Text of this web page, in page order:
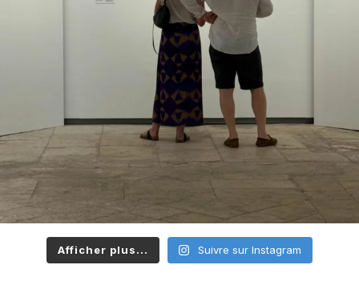
Afficher plus... Suivre sur Instagram